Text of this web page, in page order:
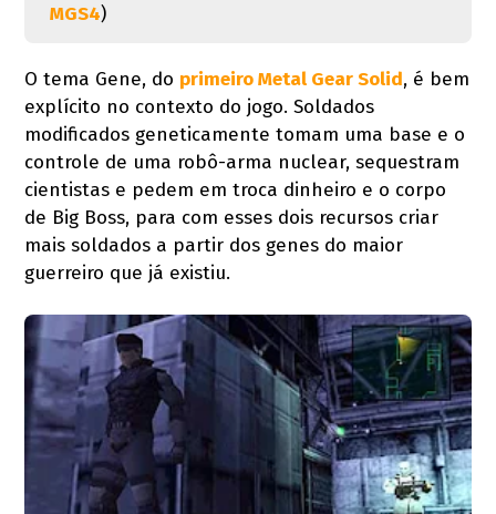
MGS4)
O tema Gene, do primeiro Metal Gear Solid, é bem
explícito no contexto do jogo. Soldados
modificados geneticamente tomam uma base e o
controle de uma robô-arma nuclear, sequestram
cientistas e pedem em troca dinheiro e o corpo
de Big Boss, para com esses dois recursos criar
mais soldados a partir dos genes do maior
guerreiro que já existiu.